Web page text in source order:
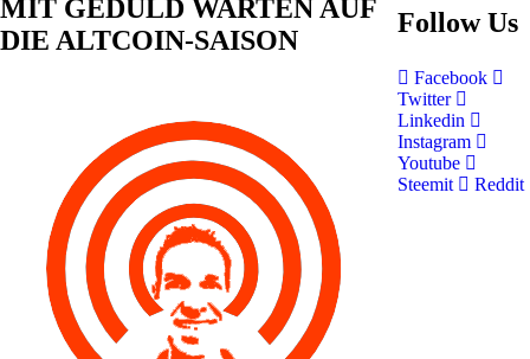
MIT GEDULD WARTEN AUF
DIE ALTCOIN-SAISON
Follow Us
Facebook
Twitter
Linkedin
Instagram
Youtube
Steemit
Reddit